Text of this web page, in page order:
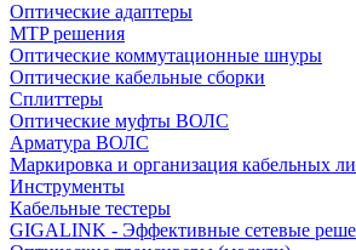
Оптические адаптеры
MTP решения
Оптические коммутационные шнуры
Оптические кабельные сборки
Сплиттеры
Оптические муфты ВОЛС
Арматура ВОЛС
Маркировка и организация кабельных
Инструменты
Кабельные тестеры
GIGALINK - Эффективные сетевые